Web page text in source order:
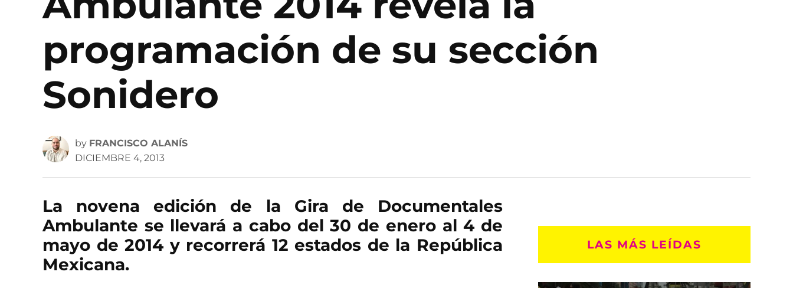
programación de su sección
Sonidero
by FRANCISCO ALANÍS
DICIEMBRE 4, 2013
La novena edición de la Gira de Documentales
Ambulante se llevará a cabo del 30 de enero al 4 de
mayo de 2014 y recorrerá 12 estados de la República
Mexicana.
LAS MÁS LEÍDAS